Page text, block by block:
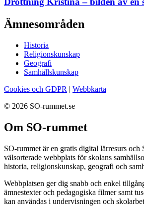
Ämnesområden
Historia
Religionskunskap
Geografi
Samhällskunskap
Cookies och GDPR | Webbkarta
© 2026 SO-rummet.se
Om SO-rummet
SO-rummet är en gratis digital lärresurs och
välsorterade webbplats för skolans
historia, religionskunskap, geografi och
Webbplatsen ger dig snabb och enkel
ämnestexter och pedagogiska filmer samt
kan användas i undervisningen och